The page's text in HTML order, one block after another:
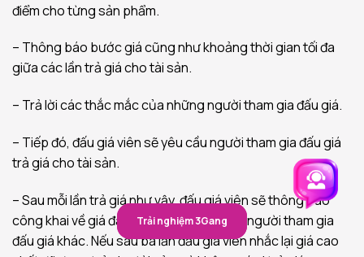
điểm cho từng sản phẩm.
– Thông báo bước giá cũng như khoảng thời gian tối đa
giữa các lần trả giá cho tài sản.
– Trả lời các thắc mắc của những người tham gia đấu giá.
– Tiếp đó, đấu giá viên sẽ yêu cầu người tham gia đấu giá
trả giá cho tài sản.
– Sau mỗi lần trả giá như vậy, đấu giá viên sẽ thông báo
công khai về giá đã trả cho những người người tham gia
đấu giá khác. Nếu sau ba lần đấu giá viên nhắc lại giá cao
Trải nghiệm 3Gang
Trải nghiệm 3Gang